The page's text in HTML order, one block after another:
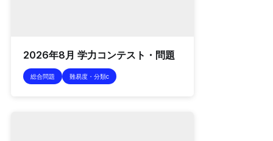
2026年8月 学力コンテスト・問題
総合問題 難易度・分類c